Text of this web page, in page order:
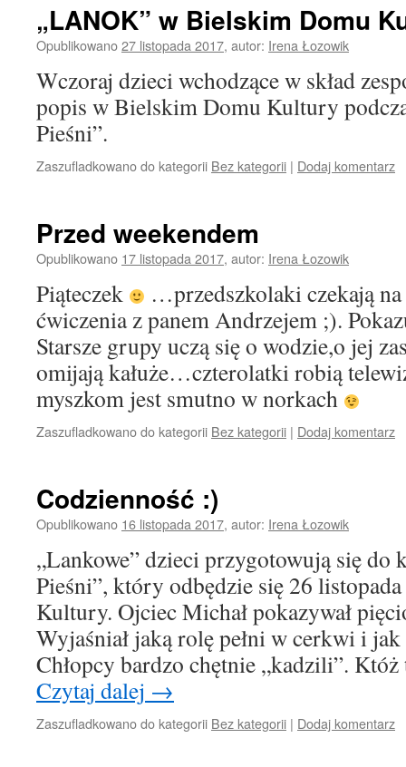
„LANOK” w Bielskim Domu
Opublikowano27 listopada 2017, autor: Irena Łozowik
Wczoraj dzieci wchodzące w skład
popis w Bielskim Domu Kultury
Pieśni”.
Zaszufladkowano do kategorii Bez kategorii | Dodaj komentarz
Przed weekendem
Opublikowano 17 listopada 2017, autor: Irena Łozowik
Piąteczek
…przedszkolaki czekają
ćwiczenia z panem Andrzejem ;).
Starsze grupy uczą się o wodzie,o jej
omijają kałuże…czterolatki robią
myszkom jest smutno w norkach
Zaszufladkowano do kategorii Bez kategorii | Dodaj komentarz
Codzienność :)
Opublikowano 16 listopada 2017, autor: Irena Łozowik
„Lankowe” dzieci przygotowują się do
Pieśni”, który odbędzie się 26
Kultury. Ojciec Michał pokazywał
Wyjaśniał jaką rolę pełni w cerkwi i
Chłopcy bardzo chętnie „kadzili”.
Czytaj dalej →
Zaszufladkowano do kategorii Bez kategorii | Dodaj komentarz